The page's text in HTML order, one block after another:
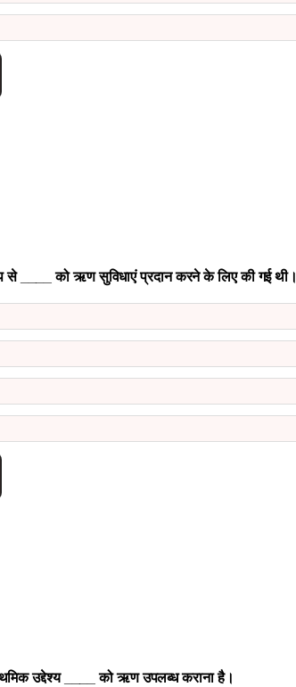
____ को ऋण सुविधाएं प्रदान करने के लिए की गई थी।
उद्देश्य ____ को ऋण उपलब्ध कराना है।